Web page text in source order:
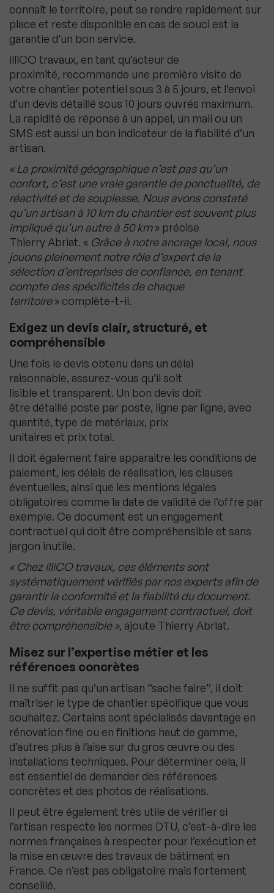
connaît le territoire, peut se rendre rapidement sur
place et reste disponible en cas de souci est la
garantie d’un bon service.
illiCO travaux, en tant qu’acteur de
proximité, recommande une première visite de
votre chantier potentiel sous 3 à 5 jours, et l’envoi
d’un devis détaillé sous 10 jours ouvrés maximum.
La rapidité de réponse à un appel, un mail ou un
SMS est aussi un bon indicateur de la fiabilité d’un
artisan.
« La proximité géographique n’est pas qu’un
confort, c’est une vraie garantie de ponctualité, de
réactivité et de souplesse. Nous avons constaté
qu’un artisan à 10 km du chantier est souvent plus
impliqué qu’un autre à 50 km» précise
Thierry Abriat. « Grâce à notre ancrage local, nous
jouons pleinement notre rôle d’expert de la
sélection d’entreprises de confiance, en tenant
compte des spécificités de chaque
territoire» complète-t-il.
Exigez un devis clair, structuré, et
compréhensible
Une fois le devis obtenu dans un délai
raisonnable, assurez-vous qu’il soit
lisible et transparent. Un bon devis doit
être détaillé poste par poste, ligne par ligne, avec
quantité, type de matériaux, prix
unitaires et prix total.
Il doit également faire apparaitre les conditions de
paiement, les délais de réalisation, les clauses
éventuelles, ainsi que les mentions légales
obligatoires comme la date de validité de l’offre par
exemple. Ce document est un engagement
contractuel qui doit être compréhensible et sans
jargon inutile.
« Chez illiCO travaux, ces éléments sont
systématiquement vérifiés par nos experts afin de
garantir la conformité et la fiabilité du document.
Ce devis, véritable engagement contractuel, doit
être compréhensible », ajoute Thierry Abriat.
Misez sur l’expertise métier et les
références concrètes
Il ne suffit pas qu’un artisan “sache faire”, il doit
maîtriser le type de chantier spécifique que vous
souhaitez. Certains sont spécialisés davantage en
rénovation fine ou en finitions haut de gamme,
d’autres plus à l’aise sur du gros œuvre ou des
installations techniques. Pour déterminer cela, il
est essentiel de demander des références
concrètes et des photos de réalisations.
Il peut être également très utile de vérifier si
l’artisan respecte les normes DTU, c’est-à-dire les
normes françaises à respecter pour l’exécution et
la mise en œuvre des travaux de bâtiment en
France. Ce n’est pas obligatoire mais fortement
conseillé.